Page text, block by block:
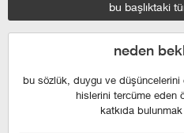
bu başlıktaki
neden
bu sözlük, duygu ve düşüncelerini
hislerini tercüme eden
katkıda